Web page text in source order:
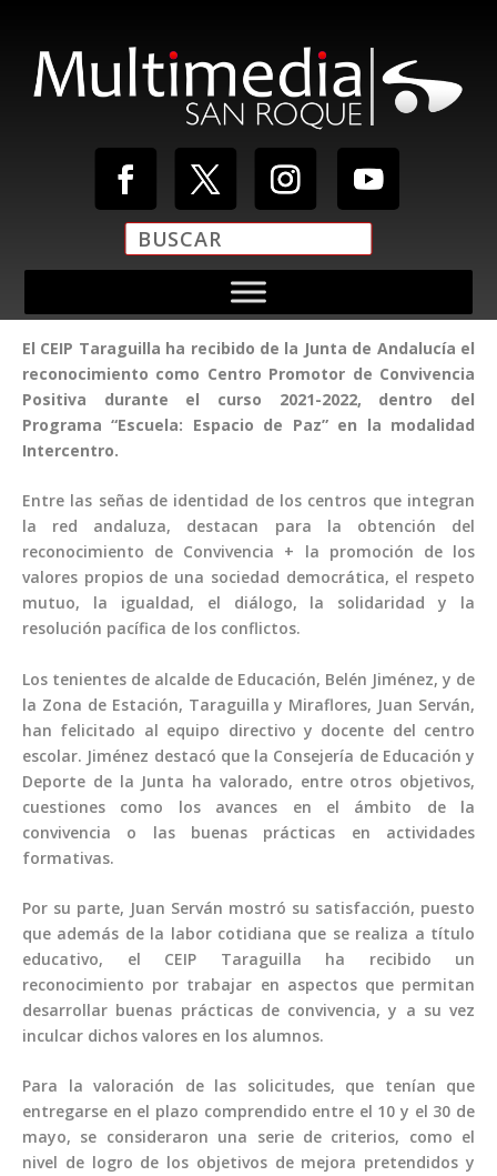
El CEIP Taraguilla ha recibido de la Junta de Andalucía el
reconocimiento como Centro Promotor de Convivencia
Positiva durante el curso 2021-2022, dentro del
Programa “Escuela: Espacio de Paz” en la modalidad
Intercentro.
Entre las señas de identidad de los centros que integran
la red andaluza, destacan para la obtención del
reconocimiento de Convivencia + la promoción de los
valores propios de una sociedad democrática, el respeto
mutuo, la igualdad, el diálogo, la solidaridad y la
resolución pacífica de los conflictos.
Los tenientes de alcalde de Educación, Belén Jiménez, y de
la Zona de Estación, Taraguilla y Miraflores, Juan Serván,
han felicitado al equipo directivo y docente del centro
escolar. Jiménez destacó que la Consejería de Educación y
Deporte de la Junta ha valorado, entre otros objetivos,
cuestiones como los avances en el ámbito de la
convivencia o las buenas prácticas en actividades
formativas.
Por su parte, Juan Serván mostró su satisfacción, puesto
que además de la labor cotidiana que se realiza a título
educativo, el CEIP Taraguilla ha recibido un
reconocimiento por trabajar en aspectos que permitan
desarrollar buenas prácticas de convivencia, y a su vez
inculcar dichos valores en los alumnos.
Para la valoración de las solicitudes, que tenían que
entregarse en el plazo comprendido entre el 10 y el 30 de
mayo, se consideraron una serie de criterios, como el
nivel de logro de los objetivos de mejora pretendidos y